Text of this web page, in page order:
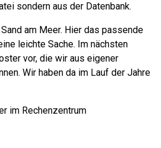
sondern aus der Datenbank.
am Meer. Hier das passende
leichte Sache. Im nächsten
vor, die wir aus eigener
Wir haben da im Lauf der Jahre